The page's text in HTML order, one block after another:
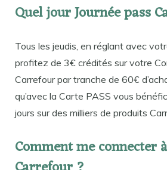
Quel jour Journée pass
Tous les jeudis, en réglant avec
profitez de 3€ crédités sur votre
Carrefour par tranche de 60€
qu’avec la Carte PASS vous
jours sur des milliers de produits
Comment me connecter